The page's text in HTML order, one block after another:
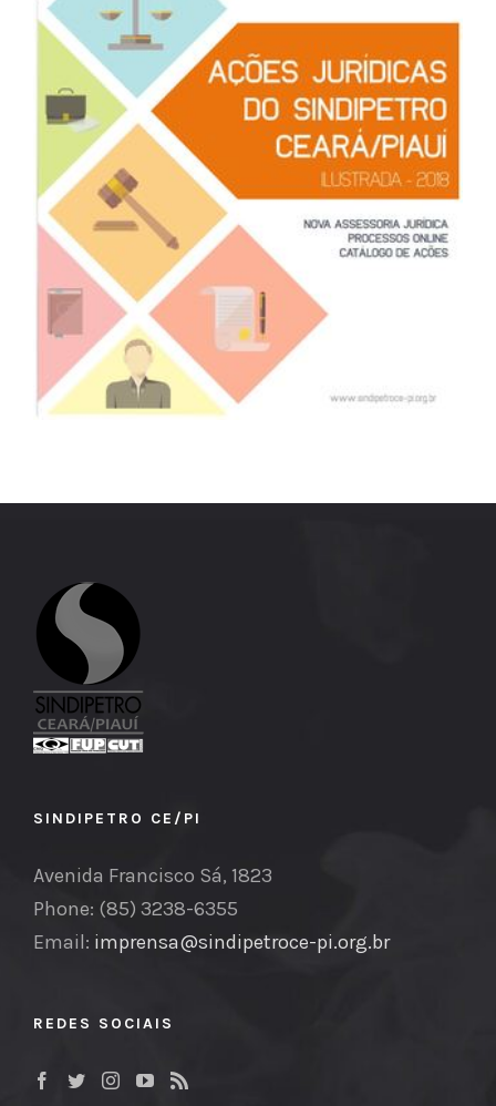
SINDIPETRO CE/PI
Avenida Francisco Sá, 1823
Phone: (85) 3238-6355
Email: imprensa@sindipetroce-pi.org.br
REDES SOCIAIS